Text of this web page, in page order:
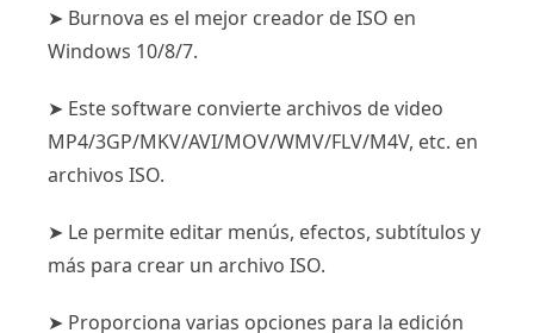
➤ Burnova es el mejor creador de ISO en
Windows 10/8/7.
➤ Este software convierte archivos de video
MP4/3GP/MKV/AVI/MOV/WMV/FLV/M4V, etc. en
archivos ISO.
➤ Le permite editar menús, efectos, subtítulos y
más para crear un archivo ISO.
➤ Proporciona varias opciones para la edición